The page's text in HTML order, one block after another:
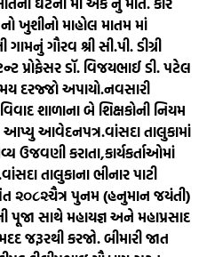
ખુશીનો માહોલ માતમ માં
ગૌરવ શ્રી સી.પી. ડીગ્રી
પ્રોફેસર ડૉ. વિજયભાઈ ડી. પટેલ
દરજ્જો અપાયો.નવસારી
શાળાના બે શિક્ષકોની નિયમ
આપ્યુ આવેદનપત્ર.વાંસદા તાલુકામાં
ઉજવણી કરાતા,કાર્યકર્તાઓમાં
વાંસદા તાલુકાના ભીનાર પાટી
‌‌૨૦૮૨ચૈત્ર‌ પુનમ (હનુમાન જયંતી)
પૂજા સાથે મહાયજ્ઞ અને મહાપ્રસાદ
જરૂરથી કરજો. બીમારી જાત